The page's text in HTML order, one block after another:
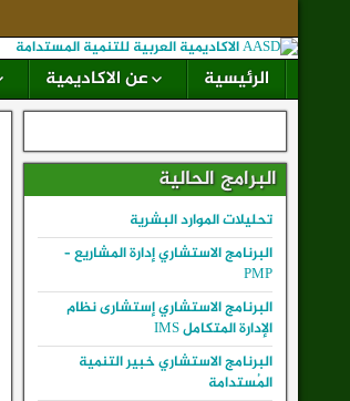
الرئيسية عن الاكاديمية
البرامج الحالية
تحليلات الموارد البشرية
البرنامج الاستشاري إدارة المشاريع –
PMP
البرنامج الاستشاري إستشارى نظام
الإدارة المتكامل IMS
البرنامج الاستشاري خبير التنمية
المُستدامة